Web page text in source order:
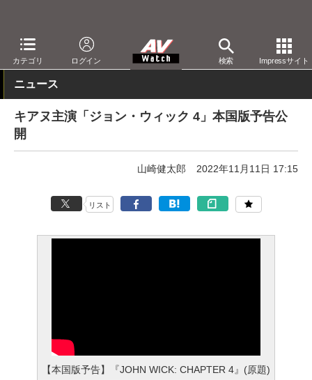
カテゴリ ログイン 検索 Impressサイト
AV Watch コンテンツ・サービス 映画 映画作品
ニュース
キアヌ主演「ジョン・ウィック 4」本国版予告公
開
山崎健太郎 2022年11月11日 17:15
リスト
【本国版予告】『JOHN WICK: CHAPTER 4』(原題)